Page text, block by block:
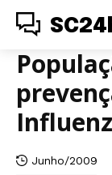
Junho/2009